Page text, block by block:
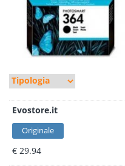
Evostore.it
Originale
€ 29.94